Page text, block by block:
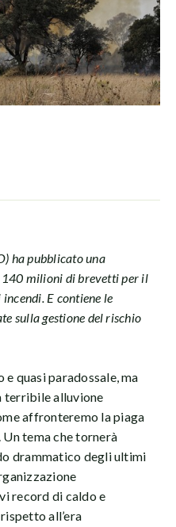
ha pubblicato una
milioni di brevetti per il
E contiene le
sulla gestione del rischio
quasi paradossale, ma
terribile alluvione
affronteremo la piaga
Un tema che tornerà
drammatico degli ultimi
record di caldo e
all’era